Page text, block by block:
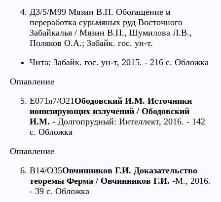
Д3/5/М99 Мязин В.П. Обогащение и
переработка сурьмяных руд Восточного
Забайкалья / Мязин В.П., Шумилова Л.В.,
Поляков О.А.; Забайк. гос. ун-т.
Чита: Забайк. гос. ун-т, 2015. - 216 с. Обложка
Оглавление
Е071я7/О21Ободовский И.М. Источники
ионизирующих излучений / Ободовский
И.М. - Долгопрудный: Интеллект, 2016. - 142
с. Обложка
Оглавление
В14/О35Овчинников Г.И. Доказательство
теоремы Ферма / Овчинников Г.И. -М., 2016.
- 39 с. Обложка